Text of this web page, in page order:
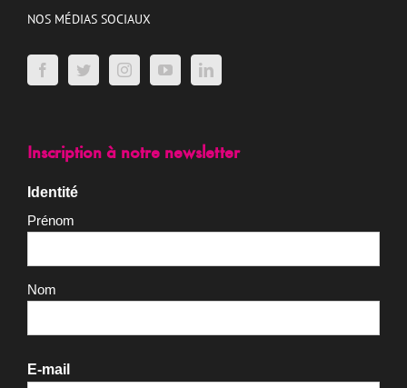
NOS MÉDIAS SOCIAUX
Inscription à notre newsletter
Identité
Prénom
Nom
E-mail